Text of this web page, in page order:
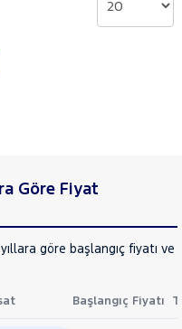
Göre Fiyat
göre başlangıç fiyatı
Başlangıç Fiyatı